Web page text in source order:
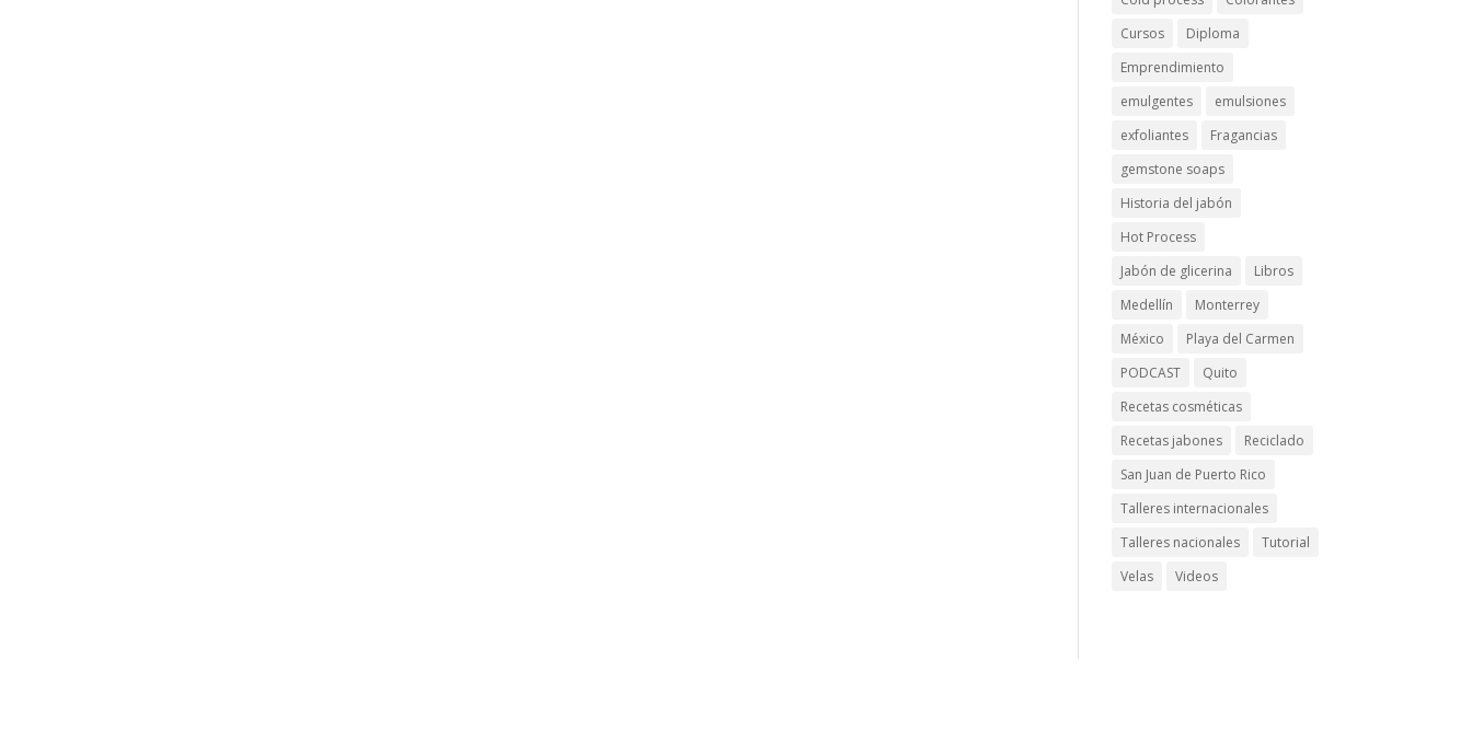
Cursos
Diploma
Emprendimiento
emulgentes
emulsiones
exfoliantes
Fragancias
gemstone soaps
Historia del jabón
Hot Process
Jabón de glicerina
Libros
Medellín
Monterrey
México
Playa del Carmen
PODCAST
Quito
Recetas cosméticas
Recetas jabones
Reciclado
San Juan de Puerto Rico
Talleres internacionales
Talleres nacionales
Tutorial
Velas
Videos